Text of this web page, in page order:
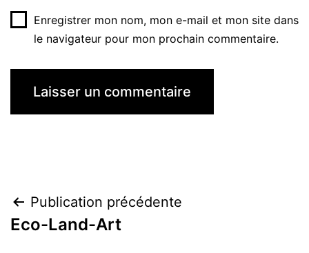
Enregistrer mon nom, mon e-mail et mon site dans
le navigateur pour mon prochain commentaire.
Navigation
de
Publication précédente
Eco-Land-Art